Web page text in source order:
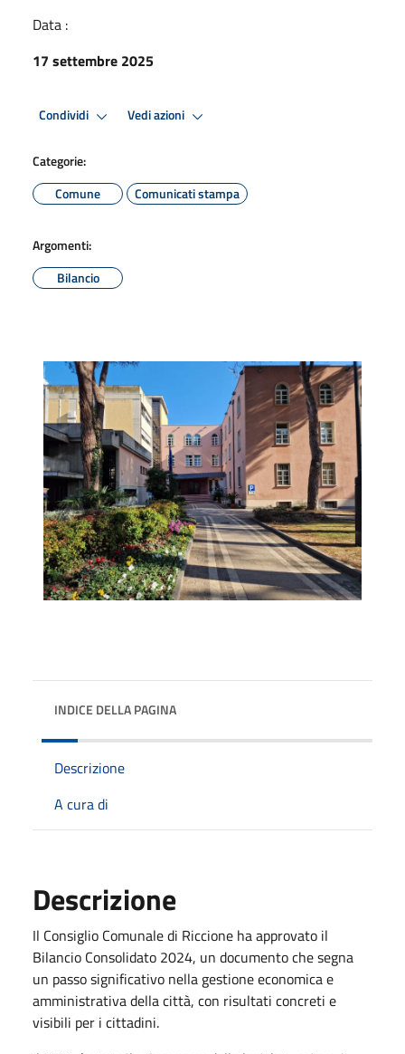
Data :
17 settembre 2025
Condividi Vedi azioni
Categorie:
Comune
Comunicati stampa
Argomenti:
Bilancio
INDICE DELLA PAGINA
Descrizione
A cura di
Descrizione
Il Consiglio Comunale di Riccione ha approvato il
Bilancio Consolidato 2024, un documento che segna
un passo significativo nella gestione economica e
amministrativa della città, con risultati concreti e
visibili per i cittadini.